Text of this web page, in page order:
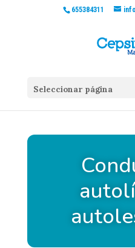
655384311
Seleccionar página